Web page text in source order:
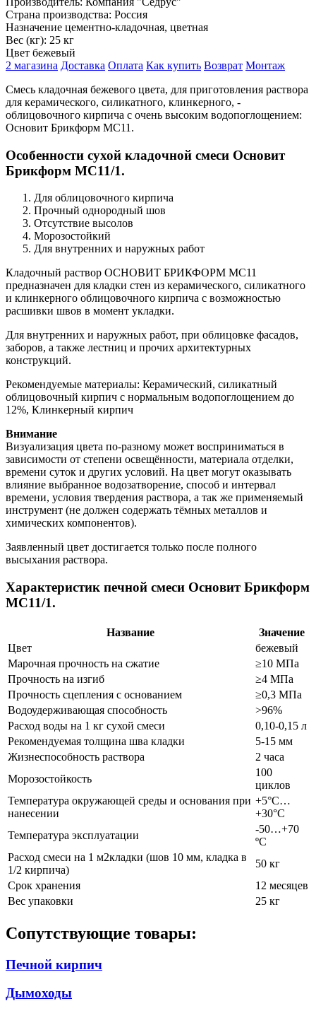
Страна производства: Россия
Назначение цементно-кладочная, цветная
Вес (кг): 25 кг
Цвет бежевый
2 магазина Доставка Оплата Как купить Возврат Монтаж
Смесь кладочная бежевого цвета, для приготовления раствора
для керамического, силикатного, клинкерного, -
облицовочного кирпича с очень высоким водопоглощением:
Основит Брикформ MC11.
Особенности сухой кладочной смеси Основит
Брикформ MC11/1.
Для облицовочного кирпича
Прочный однородный шов
Отсутствие высолов
Морозостойкий
Для внутренних и наружных работ
Кладочный раствор ОСНОВИТ БРИКФОРМ МС11
предназначен для кладки стен из керамического, силикатного
и клинкерного облицовочного кирпича с возможностью
расшивки швов в момент укладки.
Для внутренних и наружных работ, при облицовке фасадов,
заборов, а также лестниц и прочих архитектурных
конструкций.
Рекомендуемые материалы: Керамический, силикатный
облицовочный кирпич с нормальным водопоглощением до
12%, Клинкерный кирпич
Внимание
Визуализация цвета по-разному может восприниматься в
зависимости от степени освещённости, материала отделки,
времени суток и других условий. На цвет могут оказывать
влияние выбранное водозатворение, способ и интервал
времени, условия твердения раствора, а так же применяемый
инструмент (не должен содержать тёмных металлов и
химических компонентов).
Заявленный цвет достигается только после полного
высыхания раствора.
Характеристик печной смеси Основит Брикформ
MC11/1.
Название
Значение
Цвет
бежевый
Марочная прочность на сжатие
≥10 МПа
Прочность на изгиб
≥4 МПа
Прочность сцепления с основанием
≥0,3 МПа
Водоудерживающая способность
>96%
Расход воды на 1 кг сухой смеси
0,10-0,15 л
Рекомендуемая толщина шва кладки
5-15 мм
Жизнеспособность раствора
2 часа
Морозостойкость
100
циклов
Температура окружающей среды и основания при
нанесении
+5°С…
+30°С
Температура эксплуатации
-50…+70
ºС
Расход смеси на 1 м2кладки (шов 10 мм, кладка в
1/2 кирпича)
50 кг
Срок хранения
12 месяцев
Вес упаковки
25 кг
Сопутствующие товары:
Печной кирпич
Дымоходы